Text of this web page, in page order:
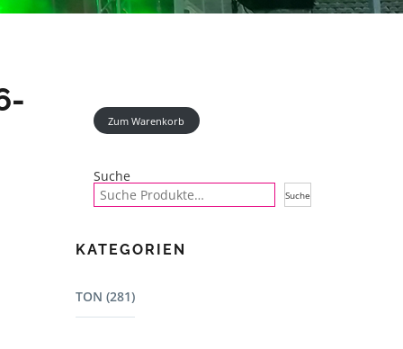
Zum Warenkorb
Suche
Suche
KATEGORIEN
TON (281)